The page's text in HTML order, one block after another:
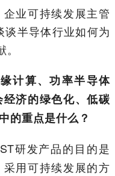
业可持续发展主管
半导体行业如何为
计算、功率半导体
济的绿色化、低碳
的重点是什么？
ST研发产品的目的是
用可持续发展的方